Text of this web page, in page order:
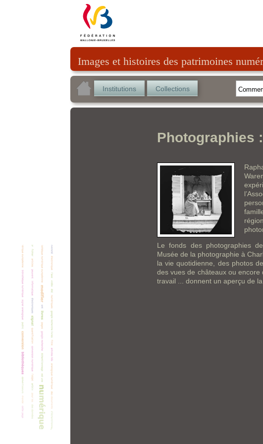
Images et histoires des patrimoines
Institutions Collections
Photographies
Le fonds des photographies
Musée de la photographie à
la vie quotidienne, des photos
des vues de châteaux ou
travail ... donnent un aperçu de